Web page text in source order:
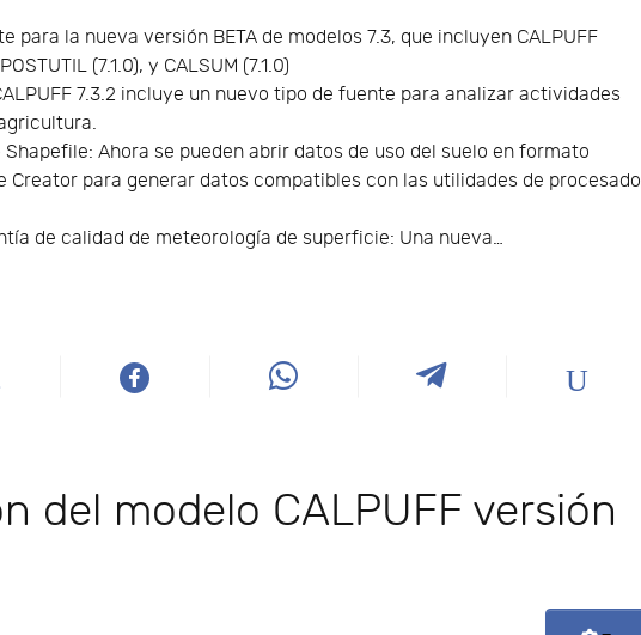
para la nueva versión BETA de modelos 7.3, que incluyen CALPUFF
(7.1.0), y CALSUM (7.1.0)
7.3.2 incluye un nuevo tipo de fuente para analizar actividades
Ahora se pueden abrir datos de uso del suelo en formato
Creator para generar datos compatibles con las utilidades de procesado
de calidad de meteorología de superficie: Una nueva…
del modelo CALPUFF versión